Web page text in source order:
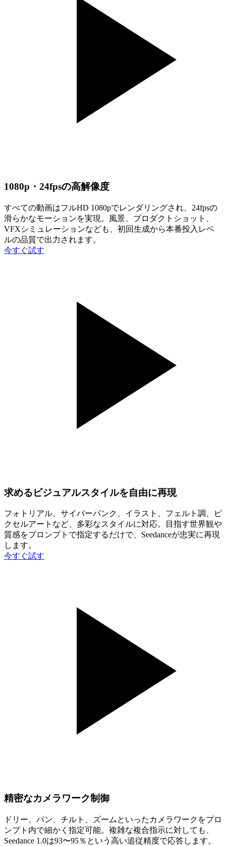
1080p・24fpsの高解像度
すべての動画はフルHD 1080pでレンダリングされ、24fpsの
滑らかなモーションを実現。風景、プロダクトショット、
VFXシミュレーションなども、初回生成から本番投入レベ
ルの品質で出力されます。
今すぐ試す
求めるビジュアルスタイルを自由に再現
フォトリアル、サイバーパンク、イラスト、フェルト調、ピ
クセルアートなど、多彩なスタイルに対応。目指す世界観や
質感をプロンプトで指定するだけで、Seedanceが忠実に再現
します。
今すぐ試す
精密なカメラワーク制御
ドリー、パン、チルト、ズームといったカメラワークをプロ
ンプト内で細かく指定可能。複雑な複合指示に対しても、
Seedance 1.0は93〜95％という高い追従精度で応答します。